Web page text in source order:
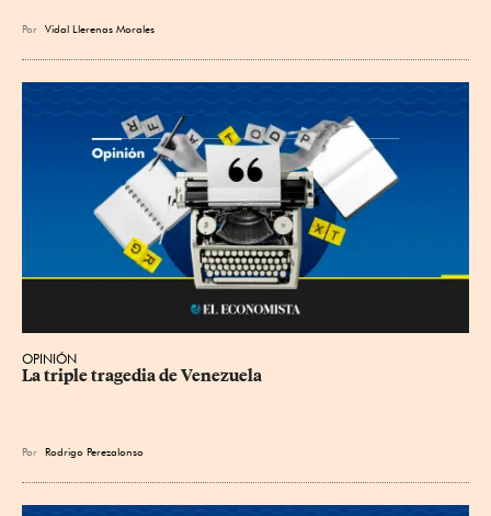
Por Vidal Llerenas Morales
OPINIÓN
La triple tragedia de Venezuela
Por Rodrigo Perezalonso